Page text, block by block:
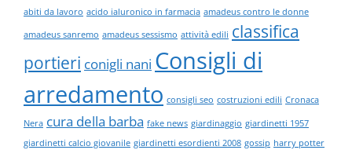
abiti da lavoro acido ialuronico in farmacia amadeus contro le donne
amadeus sanremo amadeus sessismo attività edili classifica
portieri conigli nani Consigli di
arredamento consigli seo costruzioni edili Cronaca
Nera cura della barba fake news giardinaggio giardinetti 1957
giardinetti calcio giovanile giardinetti esordienti 2008 gossip harry potter